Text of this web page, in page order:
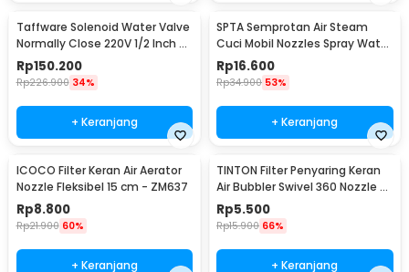
Taffware Solenoid Water Valve
Normally Close 220V 1/2 Inch -
2W-160-15
Rp150.200
Rp226.900 34%
+ Keranjang
SPTA Semprotan Air Steam
Cuci Mobil Nozzles Spray Water
Gun - W204
Rp16.600
Rp34.900 53%
+ Keranjang
ICOCO Filter Keran Air Aerator
Nozzle Fleksibel 15 cm - ZM637
Rp8.800
Rp21.900 60%
+ Keranjang
TINTON Filter Penyaring Keran
Air Bubbler Swivel 360 Nozzle -
QYJ-666
Rp5.500
Rp15.900 66%
+ Keranjang